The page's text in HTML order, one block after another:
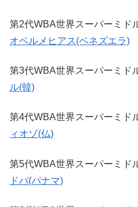
第2代WBA世界スーパーミ
オベルメヒアス(ベネズエラ)
第3代WBA世界スーパーミ
ル(韓)
第4代WBA世界スーパーミ
ィオゾ(仏)
第5代WBA世界スーパーミ
ドバ(パナマ)